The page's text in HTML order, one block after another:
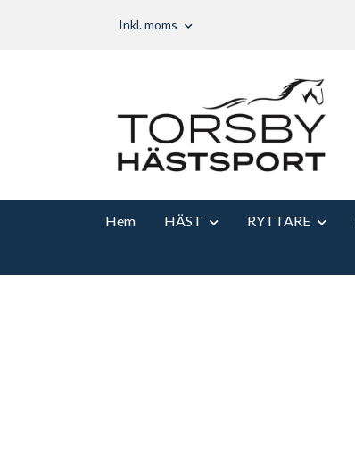
Inkl. moms
Hem HÄST RYTTARE